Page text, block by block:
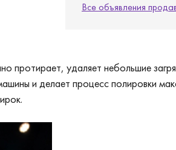
Все объявления
протирает, удаляет небольшие
и делает процесс полировки